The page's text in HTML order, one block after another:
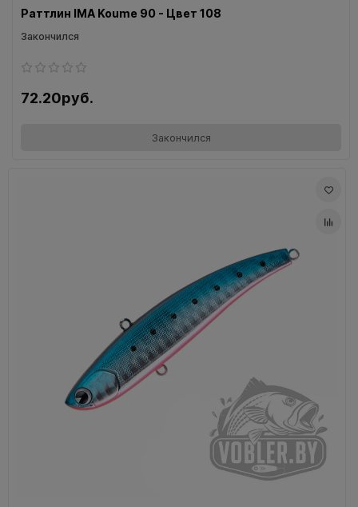
Раттлин IMA Koume 90 - Цвет 108
Закончился
72.20руб.
Закончился